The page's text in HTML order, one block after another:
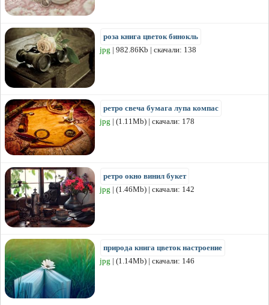
роза книга цветок бинокль
jpg | 982.86Kb | скачали: 138
ретро свеча бумага лупа компас
jpg | (1.11Mb) | скачали: 178
ретро окно винил букет
jpg | (1.46Mb) | скачали: 142
природа книга цветок настроение
jpg | (1.14Mb) | скачали: 146